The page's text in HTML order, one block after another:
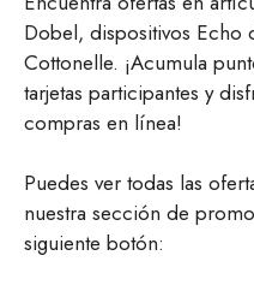
Dobel, dispositivos Echo
Cottonelle. ¡Acumula
tarjetas participantes y
compras en línea!
Puedes ver todas las
nuestra sección de
siguiente botón: